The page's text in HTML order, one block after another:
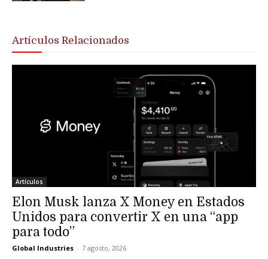
Artículos Relacionados
Artículos
Elon Musk lanza X Money en Estados
Unidos para convertir X en una “app
para todo”
Global Industries - 7 agosto, 2026